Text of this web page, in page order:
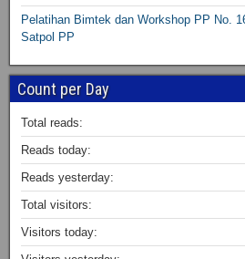
Pelatihan Bimtek dan Workshop PP No.
Satpol PP
Count per Day
Total reads:
Reads today:
Reads yesterday:
Total visitors:
Visitors today: